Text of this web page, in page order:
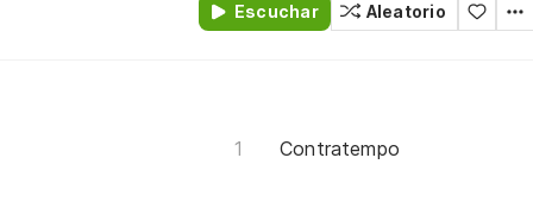
Escuchar Aleatorio
Contratempo